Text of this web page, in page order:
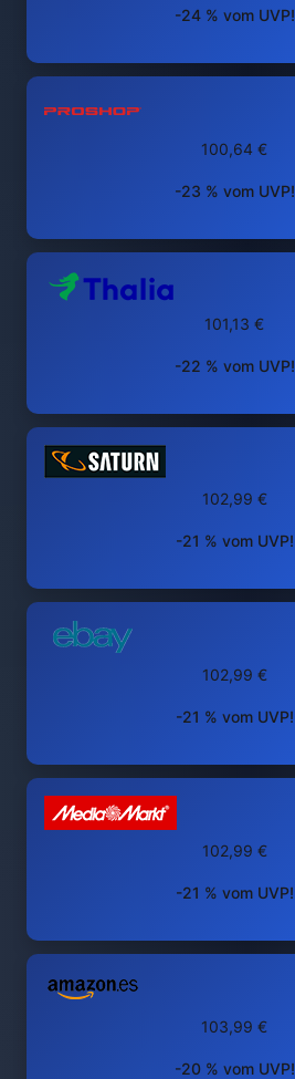
-24 % vom UVP!
100,64 €
-23 % vom UVP!
101,13 €
-22 % vom UVP!
102,99 €
-21 % vom UVP!
102,99 €
-21 % vom UVP!
102,99 €
-21 % vom UVP!
103,99 €
-20 % vom UVP!